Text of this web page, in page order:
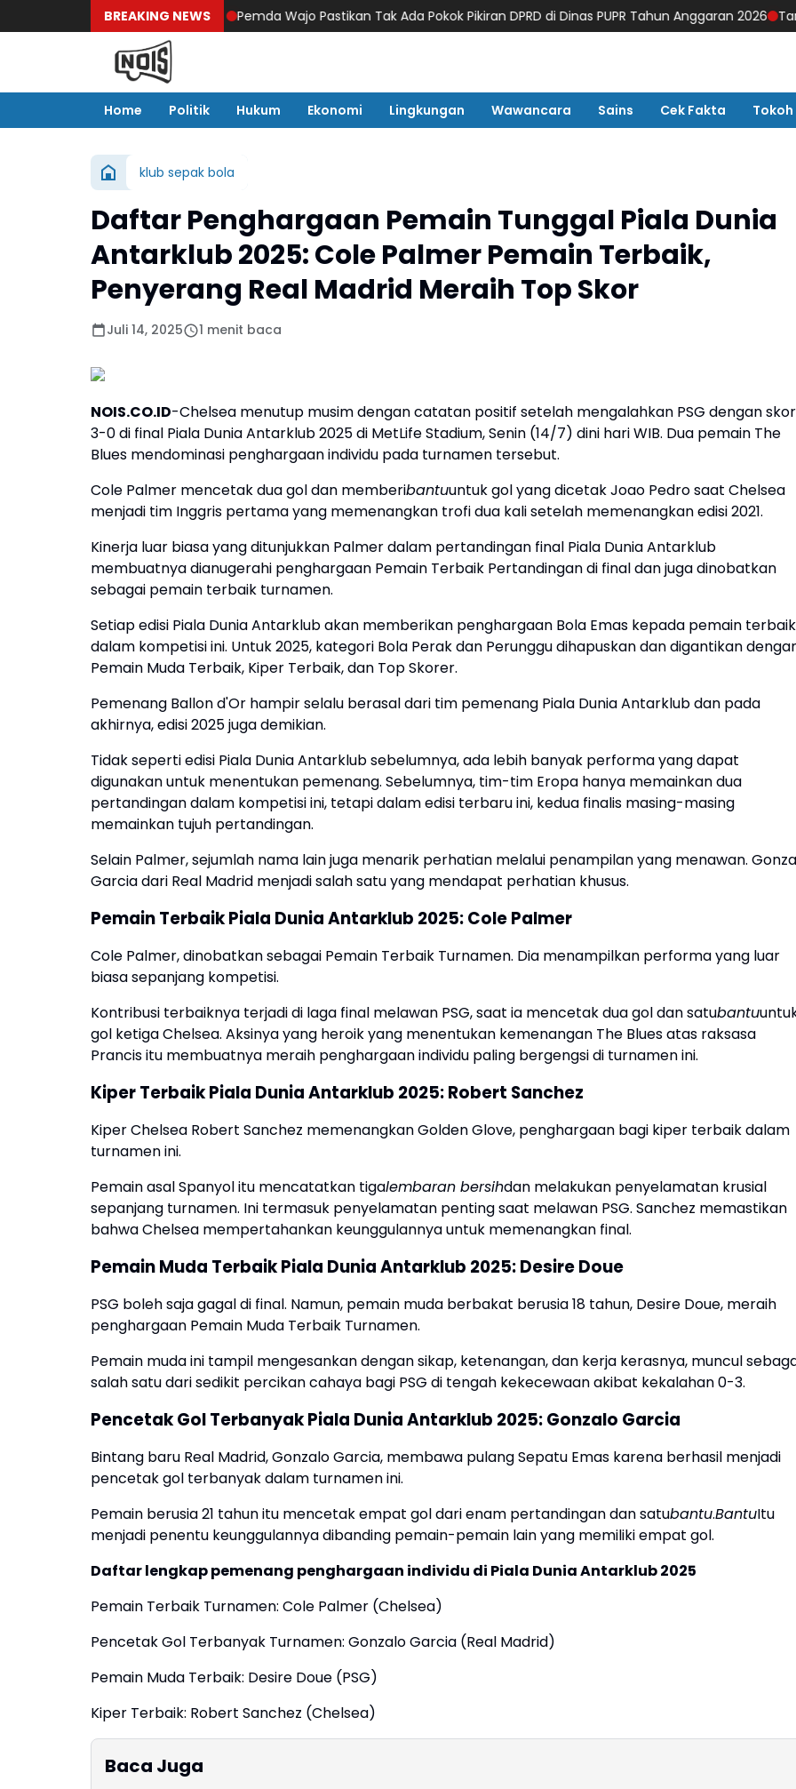
BREAKING NEWSPemda Wajo Pastikan Tak Ada Pokok Pikiran DPRD di Dinas PUPR Tahun Anggaran 2026 Tampil
Home Politik Hukum Ekonomi Lingkungan Wawancara Sains Cek Fakta Tokoh
klub sepak bola
Daftar Penghargaan Pemain Tunggal Piala Dunia
Antarklub 2025: Cole Palmer Pemain Terbaik,
Penyerang Real Madrid Meraih Top Skor
Juli 14, 2025 1 menit baca
NOIS.CO.ID-Chelsea menutup musim dengan catatan positif setelah mengalahkan PSG dengan skor
3-0 di final Piala Dunia Antarklub 2025 di MetLife Stadium, Senin (14/7) dini hari WIB. Dua pemain The
Blues mendominasi penghargaan individu pada turnamen tersebut.
Cole Palmer mencetak dua gol dan memberibantuuntuk gol yang dicetak Joao Pedro saat Chelsea
menjadi tim Inggris pertama yang memenangkan trofi dua kali setelah memenangkan edisi 2021.
Kinerja luar biasa yang ditunjukkan Palmer dalam pertandingan final Piala Dunia Antarklub
membuatnya dianugerahi penghargaan Pemain Terbaik Pertandingan di final dan juga dinobatkan
sebagai pemain terbaik turnamen.
Setiap edisi Piala Dunia Antarklub akan memberikan penghargaan Bola Emas kepada pemain terbaik
dalam kompetisi ini. Untuk 2025, kategori Bola Perak dan Perunggu dihapuskan dan digantikan
Pemain Muda Terbaik, Kiper Terbaik, dan Top Skorer.
Pemenang Ballon d'Or hampir selalu berasal dari tim pemenang Piala Dunia Antarklub dan pada
akhirnya, edisi 2025 juga demikian.
Tidak seperti edisi Piala Dunia Antarklub sebelumnya, ada lebih banyak performa yang dapat
digunakan untuk menentukan pemenang. Sebelumnya, tim-tim Eropa hanya memainkan dua
pertandingan dalam kompetisi ini, tetapi dalam edisi terbaru ini, kedua finalis masing-masing
memainkan tujuh pertandingan.
Selain Palmer, sejumlah nama lain juga menarik perhatian melalui penampilan yang menawan.
Garcia dari Real Madrid menjadi salah satu yang mendapat perhatian khusus.
Pemain Terbaik Piala Dunia Antarklub 2025: Cole Palmer
Cole Palmer, dinobatkan sebagai Pemain Terbaik Turnamen. Dia menampilkan performa yang luar
biasa sepanjang kompetisi.
Kontribusi terbaiknya terjadi di laga final melawan PSG, saat ia mencetak dua gol dan satubantu
gol ketiga Chelsea. Aksinya yang heroik yang menentukan kemenangan The Blues atas raksasa
Prancis itu membuatnya meraih penghargaan individu paling bergengsi di turnamen ini.
Kiper Terbaik Piala Dunia Antarklub 2025: Robert Sanchez
Kiper Chelsea Robert Sanchez memenangkan Golden Glove, penghargaan bagi kiper terbaik dalam
turnamen ini.
Pemain asal Spanyol itu mencatatkan tigalembaran bersihdan melakukan penyelamatan krusial
sepanjang turnamen. Ini termasuk penyelamatan penting saat melawan PSG. Sanchez memastikan
bahwa Chelsea mempertahankan keunggulannya untuk memenangkan final.
Pemain Muda Terbaik Piala Dunia Antarklub 2025: Desire Doue
PSG boleh saja gagal di final. Namun, pemain muda berbakat berusia 18 tahun, Desire Doue, meraih
penghargaan Pemain Muda Terbaik Turnamen.
Pemain muda ini tampil mengesankan dengan sikap, ketenangan, dan kerja kerasnya, muncul
salah satu dari sedikit percikan cahaya bagi PSG di tengah kekecewaan akibat kekalahan 0-3.
Pencetak Gol Terbanyak Piala Dunia Antarklub 2025: Gonzalo Garcia
Bintang baru Real Madrid, Gonzalo Garcia, membawa pulang Sepatu Emas karena berhasil menjadi
pencetak gol terbanyak dalam turnamen ini.
Pemain berusia 21 tahun itu mencetak empat gol dari enam pertandingan dan satubantu.BantuItu
menjadi penentu keunggulannya dibanding pemain-pemain lain yang memiliki empat gol.
Daftar lengkap pemenang penghargaan individu di Piala Dunia Antarklub 2025
Pemain Terbaik Turnamen: Cole Palmer (Chelsea)
Pencetak Gol Terbanyak Turnamen: Gonzalo Garcia (Real Madrid)
Pemain Muda Terbaik: Desire Doue (PSG)
Kiper Terbaik: Robert Sanchez (Chelsea)
Baca Juga